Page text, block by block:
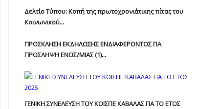
Δελτίο Τύπου: Κοπή της πρωτοχρονιάτικης πίτας του
Κοινωνικού...
ΠΡΟΣΚΛΗΣΗ ΕΚΔΗΛΩΣΗΣ ΕΝΔΙΑΦΕΡΟΝΤΟΣ ΓΙΑ
ΠΡΟΣΛΗΨΗ ΕΝOΣ/ΜΙΑΣ (1)...
ΓΕΝΙΚΗ ΣΥΝΕΛΕΥΣΗ ΤΟΥ ΚΟΙΣΠΕ ΚΑΒΑΛΑΣ ΓΙΑ ΤΟ ΕΤΟΣ